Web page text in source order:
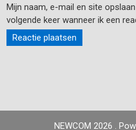
Mijn naam, e-mail en site
volgende keer wanneer ik een
NEWCOM 2026 .